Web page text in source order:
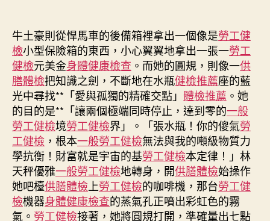
期
院
健
檢
項
目
祈
福
打
氣〉
中
牛土豪則從悍馬車的後備箱裡拿出一個像是勞工健
檢小型保險箱的東西，小心翼翼地拿出一張一勞工
健檢元美金身體健康檢查 。而她的圓規，則像一供
膳體檢把知識之劍，不斷地在水瓶健檢推薦座的藍
光中尋找**「愛與孤獨的精確交點」 體檢推薦 。她
的目的是**「讓兩個極端同時停止，達到零的一般
勞工健檢境勞工健檢界」。「張水瓶！你的傻氣勞
工健檢 ，根本一般勞工健檢無法與我的噸級物質力
學抗衡！財富就是宇宙的基勞工健檢本定律！」林
天秤優雅一般勞工健檢地轉身，開供膳體檢始操作
她吧檯供膳體檢 上勞工健檢的咖啡機，那台勞工健
檢機器身體健康檢查的蒸氣孔正噴出彩虹色的霧
氣。 勞工健檢接著，她將圓規打開，準確量出七點